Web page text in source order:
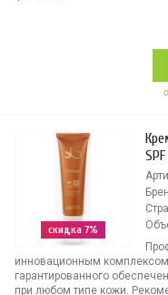
скидка 7%
инновационным
гарантированного
при любом типе кожи.